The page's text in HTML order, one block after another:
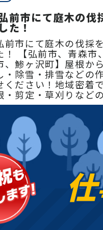
前市にて庭木の伐
た！
前市にて庭木の伐採
！ 【弘前市、青森市
、鯵ヶ沢町】屋根か
・除雪・排雪などの
ください！地域密着
・剪定・草刈りなど
、造園・